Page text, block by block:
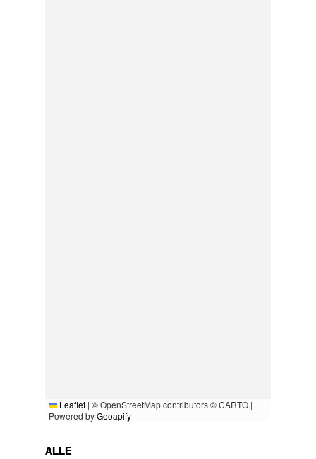
Leaflet | © OpenStreetMap contributors © CARTO |
Powered byGeoapify
ALLE